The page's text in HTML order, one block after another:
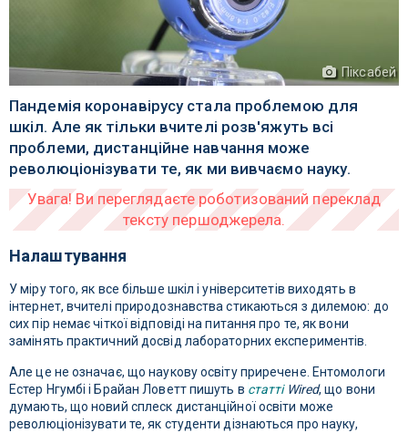
Піксабей
Пандемія коронавірусу стала проблемою для
шкіл. Але як тільки вчителі розв'яжуть всі
проблеми, дистанційне навчання може
революціонізувати те, як ми вивчаємо науку.
Налаштування
У міру того, як все більше шкіл і університетів виходять в
інтернет, вчителі природознавства стикаються з дилемою: до
сих пір немає чіткої відповіді на питання про те, як вони
замінять практичний досвід лабораторних експериментів.
Але це не означає, що наукову освіту приречене. Ентомологи
Естер Нгумбі і Брайан Ловетт пишуть в статті Wired, що вони
думають, що новий сплеск дистанційної освіти може
революціонізувати те, як студенти дізнаються про науку,